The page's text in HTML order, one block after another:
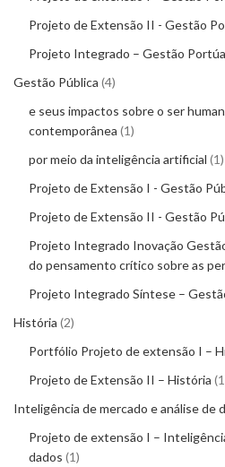
Projeto de Extensão II - Gestão
Projeto Integrado – Gestão
Gestão Pública 4
e seus impactos sobre o ser
contemporânea 1
por meio da inteligência artificial 1
Projeto de Extensão I - Gestão
Projeto de Extensão II - Gestão
Projeto Integrado Inovação
do pensamento crítico sobre as
Projeto Integrado Síntese –
História 2
Portfólio Projeto de extensão I –
Projeto de Extensão II – História 1
Inteligência de mercado e análise de
Projeto de extensão I –
dados 1